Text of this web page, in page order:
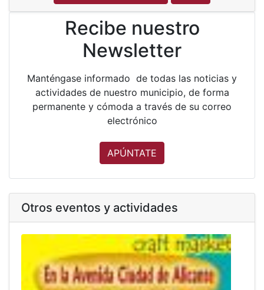
Recibe nuestro
Newsletter
Manténgase informado de todas las noticias y
actividades de nuestro municipio, de forma
permanente y cómoda a través de su correo
electrónico
APÚNTATE
Otros eventos y actividades